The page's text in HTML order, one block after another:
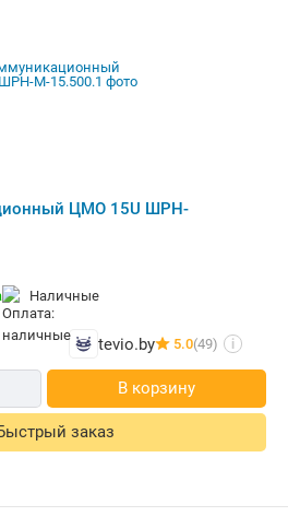
ЦМО 15U ШРН-
наличные
tevio.by 5.0(49) i
В корзину
заказ